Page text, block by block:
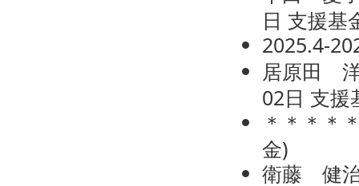
日 支援基
2025.4-
居原田
02日 支援
＊＊＊＊
金)
衛藤 健